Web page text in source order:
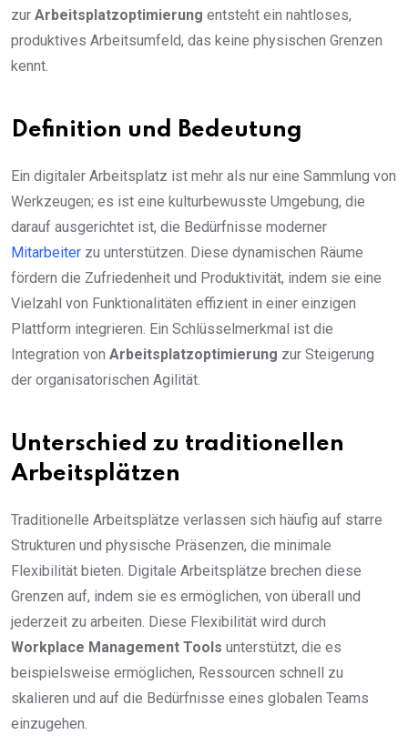
zur Arbeitsplatzoptimierung entsteht ein nahtloses,
produktives Arbeitsumfeld, das keine physischen Grenzen
kennt.
Definition und Bedeutung
Ein digitaler Arbeitsplatz ist mehr als nur eine Sammlung von
Werkzeugen; es ist eine kulturbewusste Umgebung, die
darauf ausgerichtet ist, die Bedürfnisse moderner
Mitarbeiter zu unterstützen. Diese dynamischen Räume
fördern die Zufriedenheit und Produktivität, indem sie eine
Vielzahl von Funktionalitäten effizient in einer einzigen
Plattform integrieren. Ein Schlüsselmerkmal ist die
Integration von Arbeitsplatzoptimierung zur Steigerung
der organisatorischen Agilität.
Unterschied zu traditionellen
Arbeitsplätzen
Traditionelle Arbeitsplätze verlassen sich häufig auf starre
Strukturen und physische Präsenzen, die minimale
Flexibilität bieten. Digitale Arbeitsplätze brechen diese
Grenzen auf, indem sie es ermöglichen, von überall und
jederzeit zu arbeiten. Diese Flexibilität wird durch
Workplace Management Tools unterstützt, die es
beispielsweise ermöglichen, Ressourcen schnell zu
skalieren und auf die Bedürfnisse eines globalen Teams
einzugehen.